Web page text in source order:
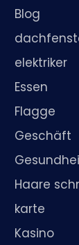
Blog
elektriker
Essen
Flagge
Geschäft
Haare
karte
Kasino